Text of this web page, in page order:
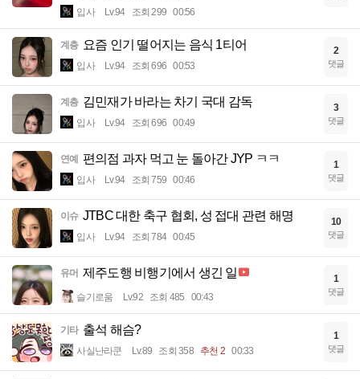
입사 Lv.94 조회 299 00:56
계층 요즘 인기 떨어지는 음식 1티어
입사 Lv.94 조회 696 00:53
2
댓글
계층 김민재가 바라는 차기 국대 감독
입사 Lv.94 조회 696 00:49
3
댓글
연예 편의점 과자 먹고 눈 돌아간 JYP ㅋㅋ
입사 Lv.94 조회 759 00:46
1
댓글
이슈 JTBC 대한 축구 협회, 성 접대 관련 해명
입사 Lv.94 조회 784 00:45
10
댓글
유머 제주도행 비행기에서 생긴 일
슬기로움 Lv.92 조회 485 00:43
1
댓글
기타 출석 해슴?
사실난라쿤 Lv.89 조회 358 추천 2 00:33
1
댓글